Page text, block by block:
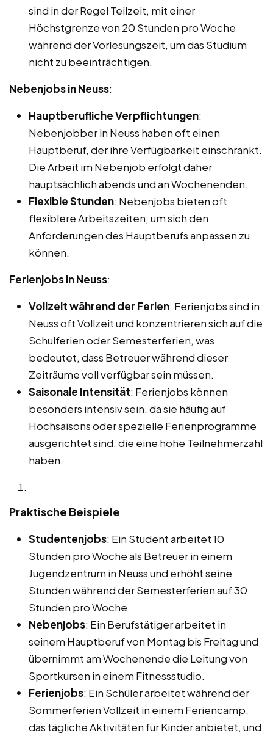
sind in der Regel Teilzeit, mit einer
Höchstgrenze von 20 Stunden pro Woche
während der Vorlesungszeit, um das Studium
nicht zu beeinträchtigen.
Nebenjobs in Neuss:
Hauptberufliche Verpflichtungen:
Nebenjobber in Neuss haben oft einen
Hauptberuf, der ihre Verfügbarkeit einschränkt.
Die Arbeit im Nebenjob erfolgt daher
hauptsächlich abends und an Wochenenden.
Flexible Stunden: Nebenjobs bieten oft
flexiblere Arbeitszeiten, um sich den
Anforderungen des Hauptberufs anpassen zu
können.
Ferienjobs in Neuss:
Vollzeit während der Ferien: Ferienjobs sind in
Neuss oft Vollzeit und konzentrieren sich auf die
Schulferien oder Semesterferien, was
bedeutet, dass Betreuer während dieser
Zeiträume voll verfügbar sein müssen.
Saisonale Intensität: Ferienjobs können
besonders intensiv sein, da sie häufig auf
Hochsaisons oder spezielle Ferienprogramme
ausgerichtet sind, die eine hohe Teilnehmerzahl
haben.
Praktische Beispiele
Studentenjobs: Ein Student arbeitet 10
Stunden pro Woche als Betreuer in einem
Jugendzentrum in Neuss und erhöht seine
Stunden während der Semesterferien auf 30
Stunden pro Woche.
Nebenjobs: Ein Berufstätiger arbeitet in
seinem Hauptberuf von Montag bis Freitag und
übernimmt am Wochenende die Leitung von
Sportkursen in einem Fitnessstudio.
Ferienjobs: Ein Schüler arbeitet während der
Sommerferien Vollzeit in einem Feriencamp,
das tägliche Aktivitäten für Kinder anbietet, und